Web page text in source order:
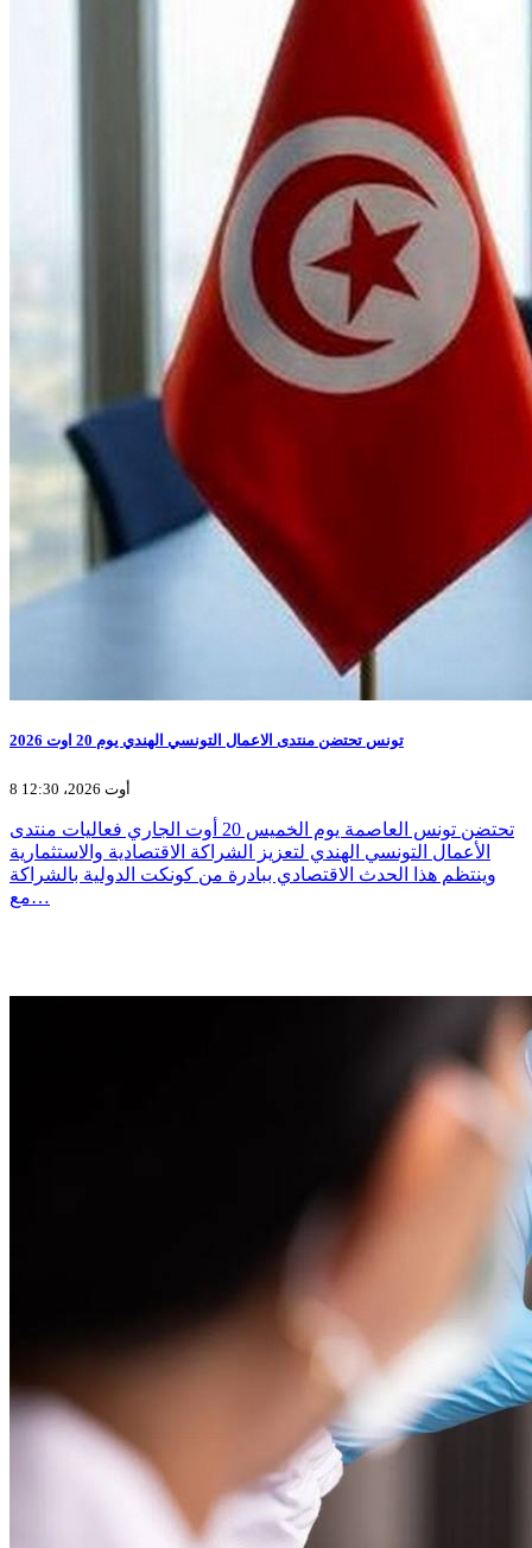
تونس تحتضن منتدى الاعمال التونسي الهندي يوم 20 اوت 2026
8 أوت 2026، 12:30
تحتضن تونس العاصمة يوم الخميس 20 أوت الجاري فعاليات منتدى
الأعمال التونسي الهندي لتعزيز الشراكة الاقتصادية والاستثمارية
وينتظم هذا الحدث الاقتصادي ببادرة من كونكت الدولية بالشراكة
مع…